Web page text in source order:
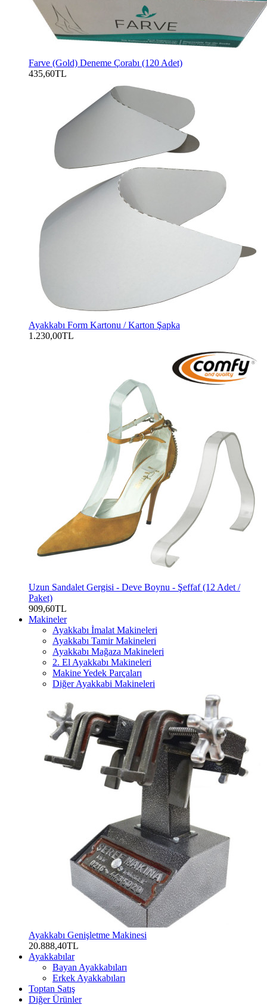
Farve (Gold) Deneme Çorabı (120 Adet)
435,60TL
Ayakkabı Form Kartonu / Karton Şapka
1.230,00TL
Uzun Sandalet Gergisi - Deve Boynu - Şeffaf (12 Adet /
Paket)
909,60TL
Makineler
Ayakkabı İmalat Makineleri
Ayakkabı Tamir Makineleri
Ayakkabı Mağaza Makineleri
2. El Ayakkabı Makineleri
Makine Yedek Parçaları
Diğer Ayakkabi Makineleri
Ayakkabı Genişletme Makinesi
20.888,40TL
Ayakkabılar
Bayan Ayakkabıları
Erkek Ayakkabıları
Toptan Satış
Diğer Ürünler